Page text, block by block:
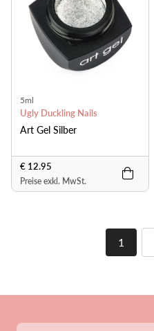
5ml
Ugly Duckling Nails
Art Gel Silber
€ 12.95
Preise exkl. MwSt.
1